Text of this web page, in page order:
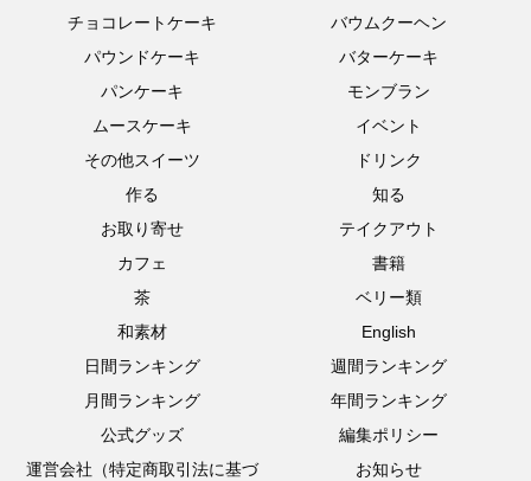
チョコレートケーキ
バウムクーヘン
パウンドケーキ
バターケーキ
パンケーキ
モンブラン
ムースケーキ
イベント
その他スイーツ
ドリンク
作る
知る
お取り寄せ
テイクアウト
カフェ
書籍
茶
ベリー類
和素材
English
日間ランキング
週間ランキング
月間ランキング
年間ランキング
公式グッズ
編集ポリシー
運営会社（特定商取引法に基づ
お知らせ